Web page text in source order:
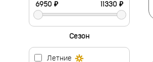
Сезон
Летние